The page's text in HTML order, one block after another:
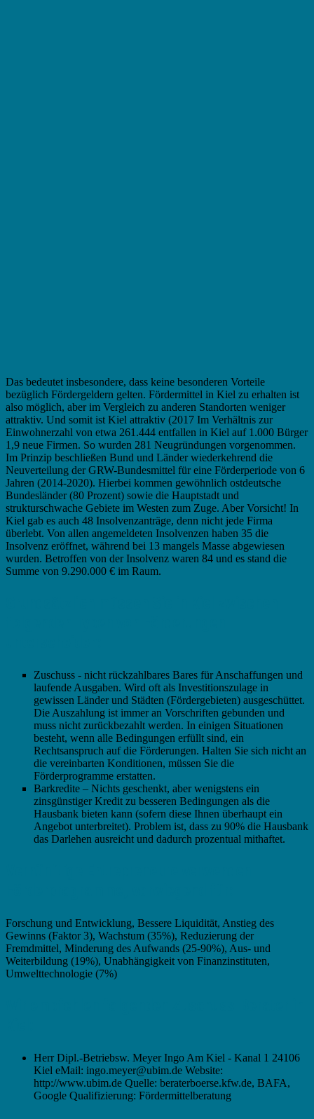
Das bedeutet insbesondere, dass keine besonderen Vorteile
bezüglich Fördergeldern gelten. Fördermittel in Kiel zu erhalten ist
also möglich, aber im Vergleich zu anderen Standorten weniger
attraktiv. Und somit ist Kiel attraktiv (2017 Im Verhältnis zur
Einwohnerzahl von etwa 261.444 entfallen in Kiel auf 1.000 Bürger
1,9 neue Firmen. So wurden 281 Neugründungen vorgenommen.
Im Prinzip beschließen Bund und Länder wiederkehrend die
Neuverteilung der GRW-Bundesmittel für eine Förderperiode von 6
Jahren (2014-2020). Hierbei kommen gewöhnlich ostdeutsche
Bundesländer (80 Prozent) sowie die Hauptstadt und
strukturschwache Gebiete im Westen zum Zuge. Aber Vorsicht! In
Kiel gab es auch 48 Insolvenzanträge, denn nicht jede Firma
überlebt. Von allen angemeldeten Insolvenzen haben 35 die
Insolvenz eröffnet, während bei 13 mangels Masse abgewiesen
wurden. Betroffen von der Insolvenz waren 84 und es stand die
Summe von 9.290.000 € im Raum.
Zuschuss - nicht rückzahlbares Bares für Anschaffungen und
laufende Ausgaben. Wird oft als Investitionszulage in
gewissen Länder und Städten (Fördergebieten) ausgeschüttet.
Die Auszahlung ist immer an Vorschriften gebunden und
muss nicht zurückbezahlt werden. In einigen Situationen
besteht, wenn alle Bedingungen erfüllt sind, ein
Rechtsanspruch auf die Förderungen. Halten Sie sich nicht an
die vereinbarten Konditionen, müssen Sie die
Förderprogramme erstatten.
Barkredite – Nichts geschenkt, aber wenigstens ein
zinsgünstiger Kredit zu besseren Bedingungen als die
Hausbank bieten kann (sofern diese Ihnen überhaupt ein
Angebot unterbreitet). Problem ist, dass zu 90% die Hausbank
das Darlehen ausreicht und dadurch prozentual mithaftet.
Forschung und Entwicklung, Bessere Liquidität, Anstieg des
Gewinns (Faktor 3), Wachstum (35%), Reduzierung der
Fremdmittel, Minderung des Aufwands (25-90%), Aus- und
Weiterbildung (19%), Unabhängigkeit von Finanzinstituten,
Umwelttechnologie (7%)
Herr Dipl.-Betriebsw. Meyer Ingo Am Kiel - Kanal 1 24106
Kiel eMail: ingo.meyer@ubim.de Website:
http://www.ubim.de Quelle: beraterboerse.kfw.de, BAFA,
Google Qualifizierung: Fördermittelberatung